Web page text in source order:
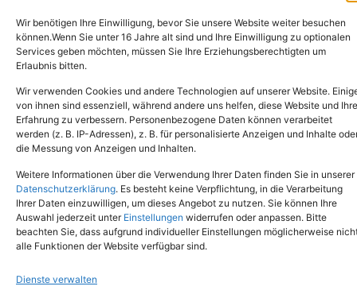
Wir benötigen Ihre Einwilligung, bevor Sie unsere Website weiter besuchen
können.Wenn Sie unter 16 Jahre alt sind und Ihre Einwilligung zu optionalen
Services geben möchten, müssen Sie Ihre Erziehungsberechtigten um
Erlaubnis bitten.
Wir verwenden Cookies und andere Technologien auf unserer Website.
von ihnen sind essenziell, während andere uns helfen, diese Website und Ihre
Erfahrung zu verbessern. Personenbezogene Daten können verarbeitet
werden (z. B. IP-Adressen), z. B. für personalisierte Anzeigen und Inhalte
die Messung von Anzeigen und Inhalten.
Weitere Informationen über die Verwendung Ihrer Daten finden Sie in unserer
Datenschutzerklärung. Es besteht keine Verpflichtung, in die Verarbeitung
Ihrer Daten einzuwilligen, um dieses Angebot zu nutzen. Sie können Ihre
Auswahl jederzeit unter Einstellungen widerrufen oder anpassen. Bitte
beachten Sie, dass aufgrund individueller Einstellungen möglicherweise
alle Funktionen der Website verfügbar sind.
Dienste verwalten
Copyright © 2024. Alle Rechte vorbehalten.
Tel.: (02651) - 77438info@tierheim-mayen.de
In der Pluns 1, 56727 Mayen